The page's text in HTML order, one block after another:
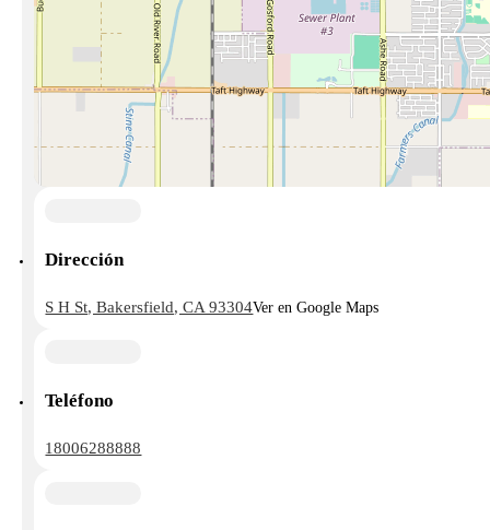
Dirección
S H St, Bakersfield, CA 93304Ver en Google Maps
Teléfono
18006288888